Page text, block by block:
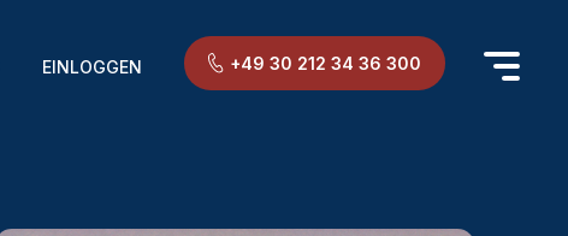
EINLOGGEN +49 30 212 34 36 300